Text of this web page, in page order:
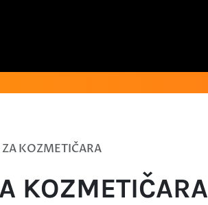
KOZMETIČARA
KOZMETIČARA